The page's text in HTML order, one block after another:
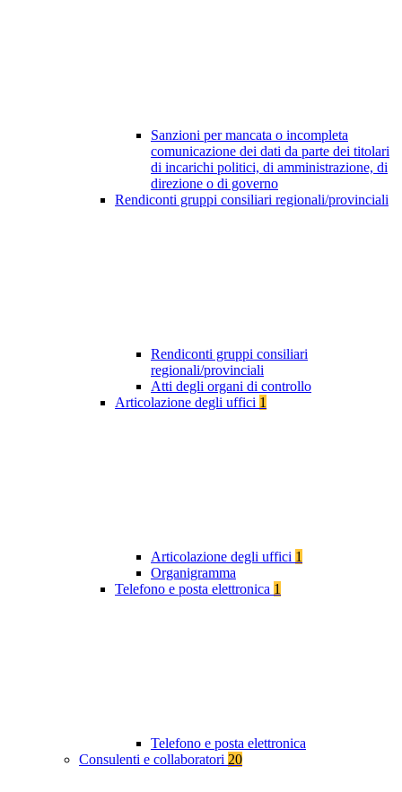
Sanzioni per mancata o incompleta
comunicazione dei dati da parte dei titolari
di incarichi politici, di amministrazione, di
direzione o di governo
Rendiconti gruppi consiliari regionali/provinciali
Rendiconti gruppi consiliari
regionali/provinciali
Atti degli organi di controllo
Articolazione degli uffici 1
Articolazione degli uffici 1
Organigramma
Telefono e posta elettronica 1
Telefono e posta elettronica
Consulenti e collaboratori 20